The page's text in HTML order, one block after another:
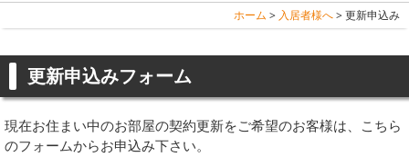
ホーム > 入居者様へ>更新申込み
更新申込みフォーム
現在お住まい中のお部屋の契約更新をご希望のお客様は、こちら
のフォームからお申込み下さい。